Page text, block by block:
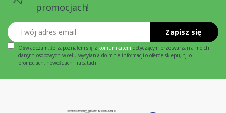
promocjach!
Twój adres email
Zapisz się
Oświadczam, że zapoznałem się z komunikatem dotyczącym przetwarzania moich
danych osobowych w celu wysyłania do mnie informacji o ofercie sklepu, tj. o
promocjach, nowościach i rabatach